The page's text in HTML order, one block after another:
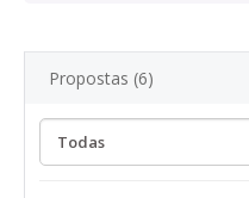
Propostas (6)